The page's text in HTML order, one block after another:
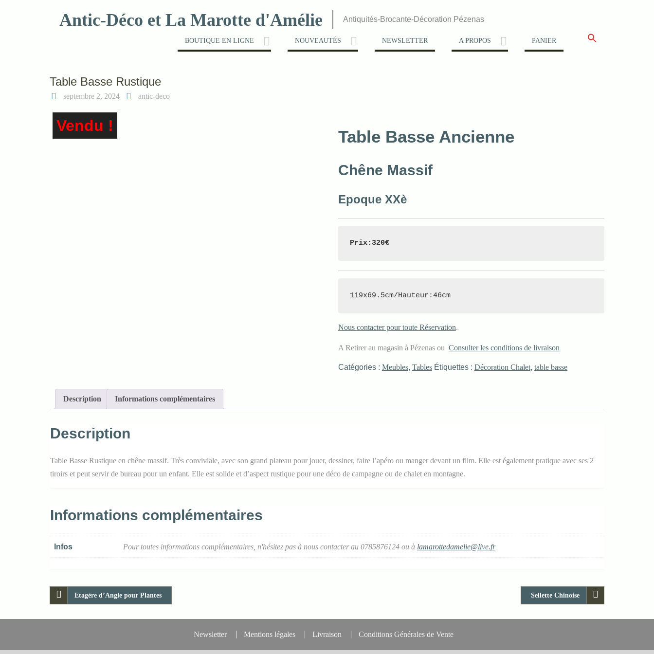
Antic-Déco et La Marotte d'Amélie Antiquités-Brocante-Décoration Pézenas
BOUTIQUE EN LIGNE NOUVEAUTÉS NEWSLETTER A PROPOS PANIER
Table Basse Rustique
septembre 2, 2024 antic-deco
Vendu !
Table Basse Ancienne
Chêne Massif
Epoque XXè
Prix:320€
119x69.5cm/Hauteur:46cm
Nous contacter pour toute Réservation.
A Retirer au magasin à Pézenas ou Consulter les conditions de livraison
Catégories : Meubles, Tables Étiquettes : Décoration Chalet, table basse
Description Informations complémentaires
Description
Table Basse Rustique en chêne massif. Très conviviale, avec son grand plateau pour jouer, dessiner, faire l’apéro ou manger devant un film. Elle est également pratique avec ses 2
tiroirs et peut servir de bureau pour un enfant. Elle est solide et d’aspect rustique pour une déco de campagne ou de chalet en montagne.
Informations complémentaires
Infos Pour toutes informations complémentaires, n'hésitez pas à nous contacter au 0785876124 ou à lamarottedamelie@live.fr
Etagère d’Angle pour Plantes Sellette Chinoise
Newsletter Mentions légales Livraison Conditions Générales de Vente